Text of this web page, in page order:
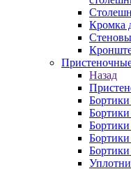
Кромка
Назад